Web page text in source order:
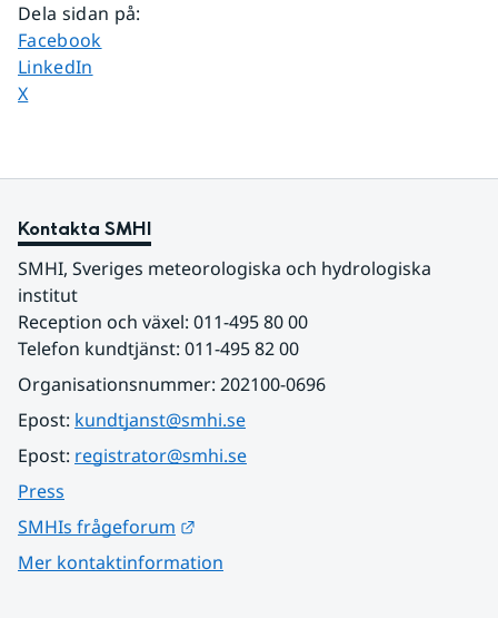
Dela sidan på:
Dela sidan på
Facebook
Dela sidan på
LinkedIn
Dela sidan på
X
Kontakta SMHI
SMHI, Sveriges meteorologiska och hydrologiska
institut
Reception och växel: 011-495 80 00
Telefon kundtjänst: 011-495 82 00
Organisationsnummer: 202100-0696
Epost: kundtjanst@smhi.se
Epost: registrator@smhi.se
Press
SMHIs frågeforum
Mer kontaktinformation